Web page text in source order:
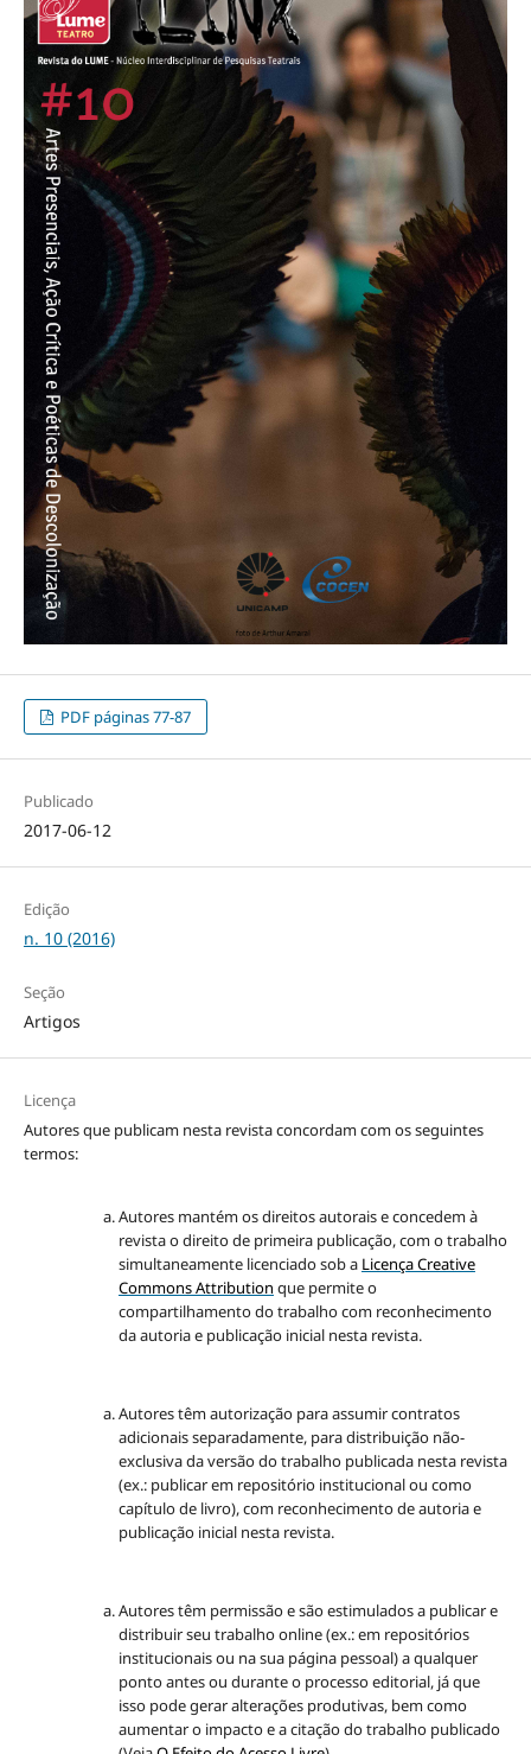
PDF páginas 77-87
Publicado
2017-06-12
Edição
n. 10 (2016)
Seção
Artigos
Licença
Autores que publicam nesta revista concordam com os seguintes
termos:
Autores mantém os direitos autorais e concedem à
revista o direito de primeira publicação, com o trabalho
simultaneamente licenciado sob a Licença Creative
Commons Attribution que permite o
compartilhamento do trabalho com reconhecimento
da autoria e publicação inicial nesta revista.
Autores têm autorização para assumir contratos
adicionais separadamente, para distribuição não-
exclusiva da versão do trabalho publicada nesta revista
(ex.: publicar em repositório institucional ou como
capítulo de livro), com reconhecimento de autoria e
publicação inicial nesta revista.
Autores têm permissão e são estimulados a publicar e
distribuir seu trabalho online (ex.: em repositórios
institucionais ou na sua página pessoal) a qualquer
ponto antes ou durante o processo editorial, já que
isso pode gerar alterações produtivas, bem como
aumentar o impacto e a citação do trabalho publicado